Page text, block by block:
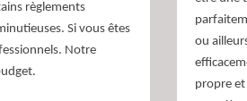
règlements
Si vous êtes
Notre
ou
propre et